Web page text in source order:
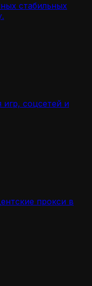
стабильных
соцсетей и
прокси в